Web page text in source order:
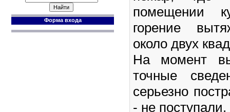
Форма входа
помещении
горение
около двух
На момент
точные
серьезно
- не поступали.